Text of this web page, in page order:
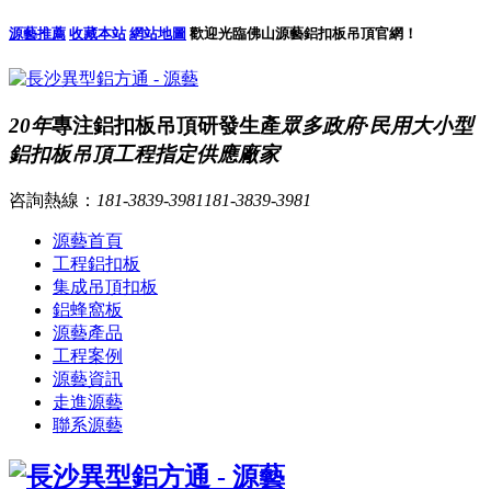
源藝推薦 收藏本站 網站地圖 歡迎光臨佛山源藝鋁扣板吊頂官網！
20年專注鋁扣板吊頂研發生產眾多政府·民用大小型
鋁扣板吊頂工程指定供應廠家
咨詢熱線： 181-3839-3981 181-3839-3981
源藝首頁
工程鋁扣板
集成吊頂扣板
鋁蜂窩板
源藝產品
工程案例
源藝資訊
走進源藝
聯系源藝